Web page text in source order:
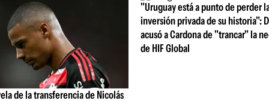
de la transferencia de Nicolás
"Uruguay está a punto de perder
inversión privada de su historia":
acusó a Cardona de "trancar" la
de HIF Global